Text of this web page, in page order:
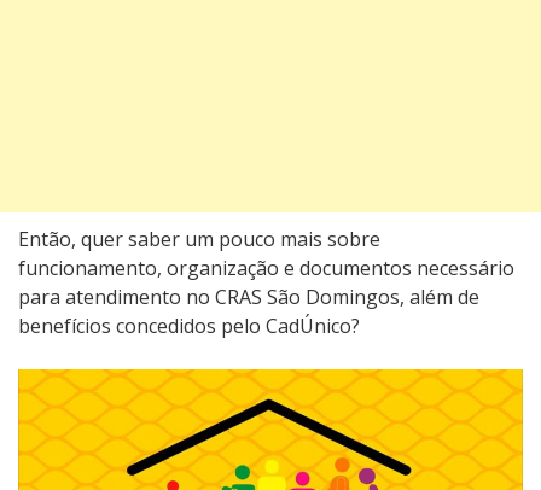
Então, quer saber um pouco mais sobre
funcionamento, organização e documentos necessário
para atendimento no CRAS São Domingos, além de
benefícios concedidos pelo CadÚnico?